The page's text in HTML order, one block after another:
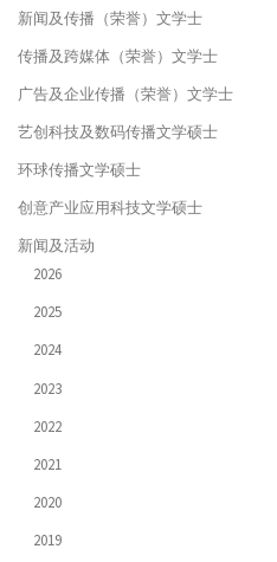
新闻及传播（荣誉）文学士
传播及跨媒体（荣誉）文学士
广告及企业传播（荣誉）文学士
艺创科技及数码传播文学硕士
环球传播文学硕士
创意产业应用科技文学硕士
新闻及活动
2026
2025
2024
2023
2022
2021
2020
2019